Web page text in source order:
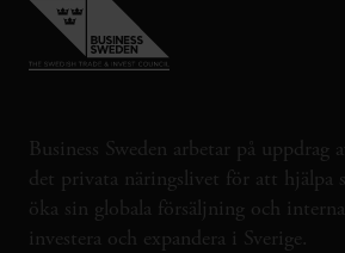
Business Sweden arbetar på uppdrag
det privata näringslivet för att hjälpa
öka sin globala försäljning och
investera och expandera i Sverige.